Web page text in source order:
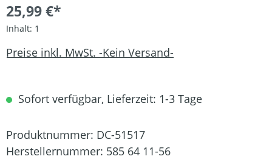
25,99 €*
Inhalt: 1
Preise inkl. MwSt. -Kein Versand-
Sofort verfügbar, Lieferzeit: 1-3 Tage
Produktnummer: DC-51517
Herstellernummer: 585 64 11-56